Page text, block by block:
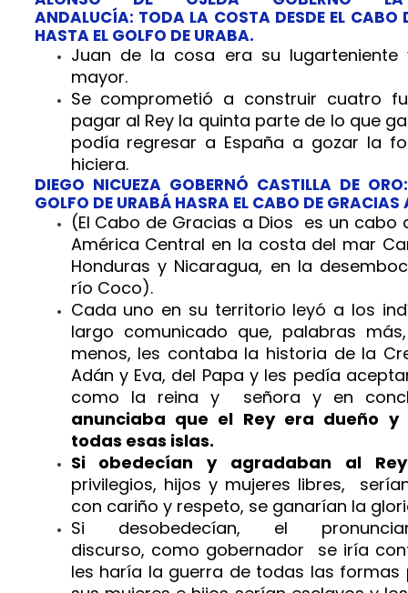
ANDALUCÍA: TODA LA COSTA DESDE EL CABO
HASTA EL GOLFO DE URABA.
Juan de la cosa era su lugarteniente
mayor.
Se comprometió a construir cuatro
pagar al Rey la quinta parte de lo que
podía regresar a España a gozar la
hiciera.
DIEGO NICUEZA GOBERNÓ CASTILLA DE
GOLFO DE URABÁ HASRA EL CABO DE GRACIAS
(El Cabo de Gracias a Dios es un cabo
América Central en la costa del mar
Honduras y Nicaragua, en la
río Coco).
Cada uno en su territorio leyó a los
largo comunicado que, palabras
menos, les contaba la historia de la
Adán y Eva, del Papa y les pedía
como la reina y señora y en
anunciaba que el Rey era dueño y
todas esas islas.
Si obedecían y agradaban al
privilegios, hijos y mujeres libres,
con cariño y respeto, se ganarían la
Si desobedecían, el
discurso, como gobernador se iría
les haría la guerra de todas las formas